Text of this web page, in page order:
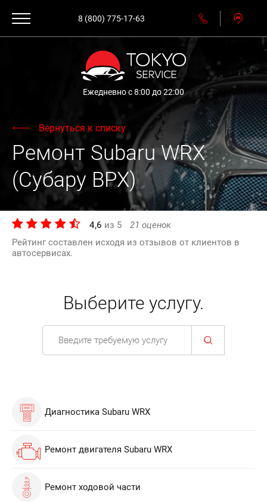
8 (800) 775-17-63
Ежедневно с 8:00 до 22:00
Вернуться к списку
Ремонт Subaru WRX
(Субару ВРХ)
4,6 из 5 21 оценок
Рейтинг составлен исходя из отзывов от клиентов в
автосервисах.
Выберите услугу.
Диагностика Subaru WRX
Ремонт двигателя Subaru WRX
Ремонт ходовой части